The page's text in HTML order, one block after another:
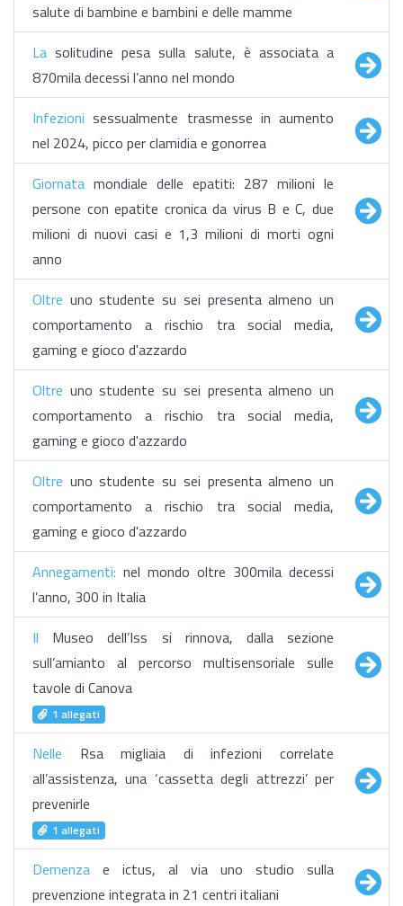
salute di bambine e bambini e delle mamme
La solitudine pesa sulla salute, è associata a
870mila decessi l’anno nel mondo
Infezioni sessualmente trasmesse in aumento
nel 2024, picco per clamidia e gonorrea
Giornata mondiale delle epatiti: 287 milioni le
persone con epatite cronica da virus B e C, due
milioni di nuovi casi e 1,3 milioni di morti ogni
anno
​Oltre uno studente su sei presenta almeno un
comportamento a rischio tra social media,
gaming e gioco d'azzardo
​Oltre uno studente su sei presenta almeno un
comportamento a rischio tra social media,
gaming e gioco d'azzardo
​Oltre uno studente su sei presenta almeno un
comportamento a rischio tra social media,
gaming e gioco d'azzardo
Annegamenti: nel mondo oltre 300mila decessi
l’anno, 300 in Italia
Il Museo dell’Iss si rinnova, dalla sezione
sull’amianto al percorso multisensoriale sulle
tavole di Canova
1 allegati
Nelle Rsa migliaia di infezioni correlate
all’assistenza, una ‘cassetta degli attrezzi’ per
prevenirle
1 allegati
Demenza e ictus, al via uno studio sulla
prevenzione integrata in 21 centri italiani